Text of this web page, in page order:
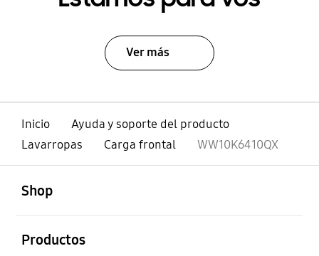
Ver más
Inicio
Ayuda y soporte del producto
Lavarropas
Carga frontal WW10K6410QX
Shop
Productos